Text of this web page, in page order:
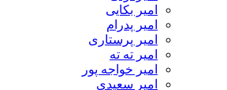
امیر بکایی
امیر پدرام
امیر پرستاری
امیر ته ته
امیر خواجه پور
امیر سعیدی